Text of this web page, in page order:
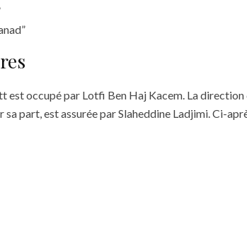
est occupé par Lotfi Ben Haj Kacem. La direction
part, est assurée par Slaheddine Ladjimi. Ci-